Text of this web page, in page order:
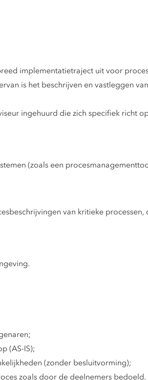
implementatietraject uit voor
is het beschrijven en vastleggen
ingehuurd die zich specifiek richt
(zoals een
van kritieke processen,
(AS-IS);
(zonder besluitvorming);
zoals door de deelnemers bedoeld.